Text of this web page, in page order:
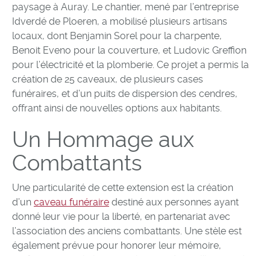
paysage à Auray. Le chantier, mené par l’entreprise
Idverdé de Ploeren, a mobilisé plusieurs artisans
locaux, dont Benjamin Sorel pour la charpente,
Benoit Eveno pour la couverture, et Ludovic Greffion
pour l’électricité et la plomberie. Ce projet a permis la
création de 25 caveaux, de plusieurs cases
funéraires, et d’un puits de dispersion des cendres,
offrant ainsi de nouvelles options aux habitants.
Un Hommage aux
Combattants
Une particularité de cette extension est la création
d’un caveau funéraire destiné aux personnes ayant
donné leur vie pour la liberté, en partenariat avec
l’association des anciens combattants. Une stèle est
également prévue pour honorer leur mémoire,